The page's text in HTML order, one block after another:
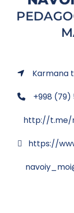
Karmana
+998 (79)
http://t.me/
https://